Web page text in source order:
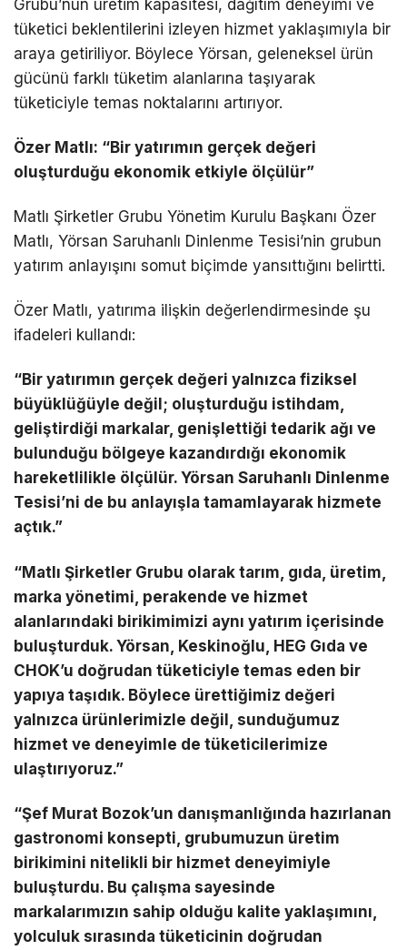
Grubu’nun üretim kapasitesi, dağıtım deneyimi ve
tüketici beklentilerini izleyen hizmet yaklaşımıyla bir
araya getiriliyor. Böylece Yörsan, geleneksel ürün
gücünü farklı tüketim alanlarına taşıyarak
tüketiciyle temas noktalarını artırıyor.
Özer Matlı: “Bir yatırımın gerçek değeri
oluşturduğu ekonomik etkiyle ölçülür”
Matlı Şirketler Grubu Yönetim Kurulu Başkanı Özer
Matlı, Yörsan Saruhanlı Dinlenme Tesisi’nin grubun
yatırım anlayışını somut biçimde yansıttığını belirtti.
Özer Matlı, yatırıma ilişkin değerlendirmesinde şu
ifadeleri kullandı:
“Bir yatırımın gerçek değeri yalnızca fiziksel
büyüklüğüyle değil; oluşturduğu istihdam,
geliştirdiği markalar, genişlettiği tedarik ağı ve
bulunduğu bölgeye kazandırdığı ekonomik
hareketlilikle ölçülür. Yörsan Saruhanlı Dinlenme
Tesisi’ni de bu anlayışla tamamlayarak hizmete
açtık.”
“Matlı Şirketler Grubu olarak tarım, gıda, üretim,
marka yönetimi, perakende ve hizmet
alanlarındaki birikimimizi aynı yatırım içerisinde
buluşturduk. Yörsan, Keskinoğlu, HEG Gıda ve
CHOK’u doğrudan tüketiciyle temas eden bir
yapıya taşıdık. Böylece ürettiğimiz değeri
yalnızca ürünlerimizle değil, sunduğumuz
hizmet ve deneyimle de tüketicilerimize
ulaştırıyoruz.”
“Şef Murat Bozok’un danışmanlığında hazırlanan
gastronomi konsepti, grubumuzun üretim
birikimini nitelikli bir hizmet deneyimiyle
buluşturdu. Bu çalışma sayesinde
markalarımızın sahip olduğu kalite yaklaşımını,
yolculuk sırasında tüketicinin doğrudan